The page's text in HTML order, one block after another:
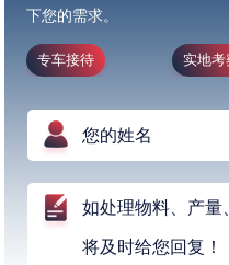
下您的需求。
专车接待 实地考